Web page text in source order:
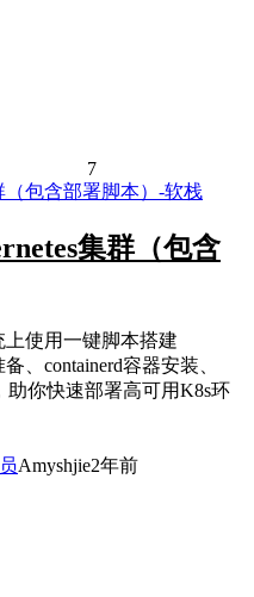
7
集群（包含
上使用一键脚本搭建
、containerd容器安装、
助你快速部署高可用K8s环
Amyshjie2年前